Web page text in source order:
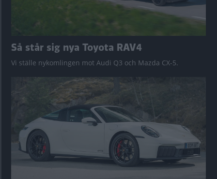
Så står sig nya Toyota RAV4
Vi ställe nykomlingen mot Audi Q3 och Mazda CX-5.